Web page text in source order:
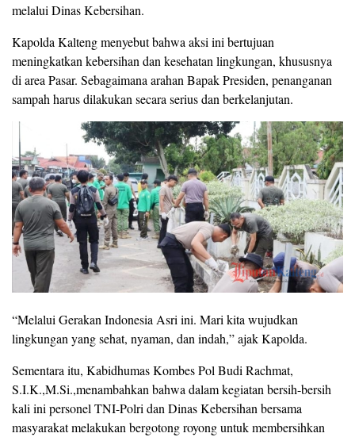
melalui Dinas Kebersihan.
Kapolda Kalteng menyebut bahwa aksi ini bertujuan
meningkatkan kebersihan dan kesehatan lingkungan, khususnya
di area Pasar. Sebagaimana arahan Bapak Presiden, penanganan
sampah harus dilakukan secara serius dan berkelanjutan.
“Melalui Gerakan Indonesia Asri ini. Mari kita wujudkan
lingkungan yang sehat, nyaman, dan indah,” ajak Kapolda.
Sementara itu, Kabidhumas Kombes Pol Budi Rachmat,
S.I.K.,M.Si.,menambahkan bahwa dalam kegiatan bersih-bersih
kali ini personel TNI-Polri dan Dinas Kebersihan bersama
masyarakat melakukan bergotong royong untuk membersihkan